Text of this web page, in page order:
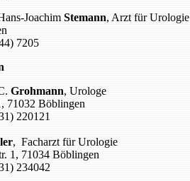
Joachim Stemann, Arzt für Urologie
7205
Grohmann, Urologe
71032 Böblingen
220121
, Facharzt für Urologie
1, 71034 Böblingen
234042